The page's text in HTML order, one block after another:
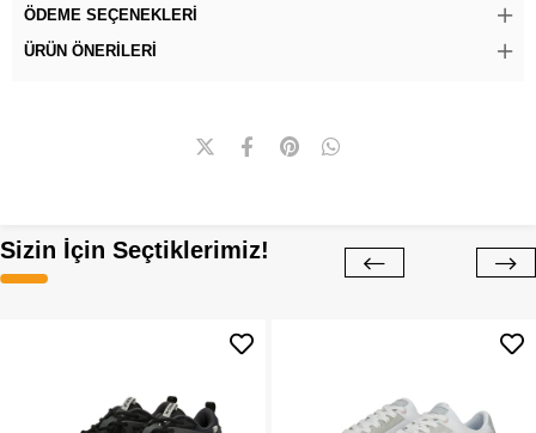
ÖDEME SEÇENEKLERI
ÜRÜN ÖNERILERI
Sizin İçin Seçtiklerimiz!